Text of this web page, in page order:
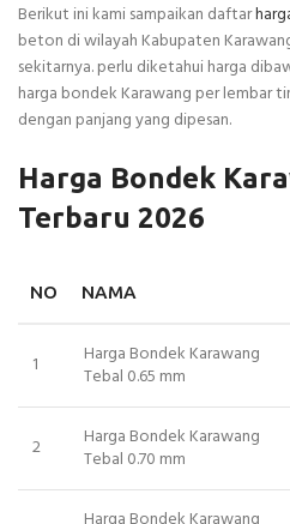
Berikut ini kami sampaikan daftar
beton di wilayah Kabupaten
sekitarnya. perlu diketahui harga
harga bondek Karawang per lembar
dengan panjang yang dipesan.
Harga Bondek
Terbaru 2026
NO NAMA
1
Harga Bondek Karawang
Tebal 0.65 mm
2
Harga Bondek Karawang
Tebal 0.70 mm